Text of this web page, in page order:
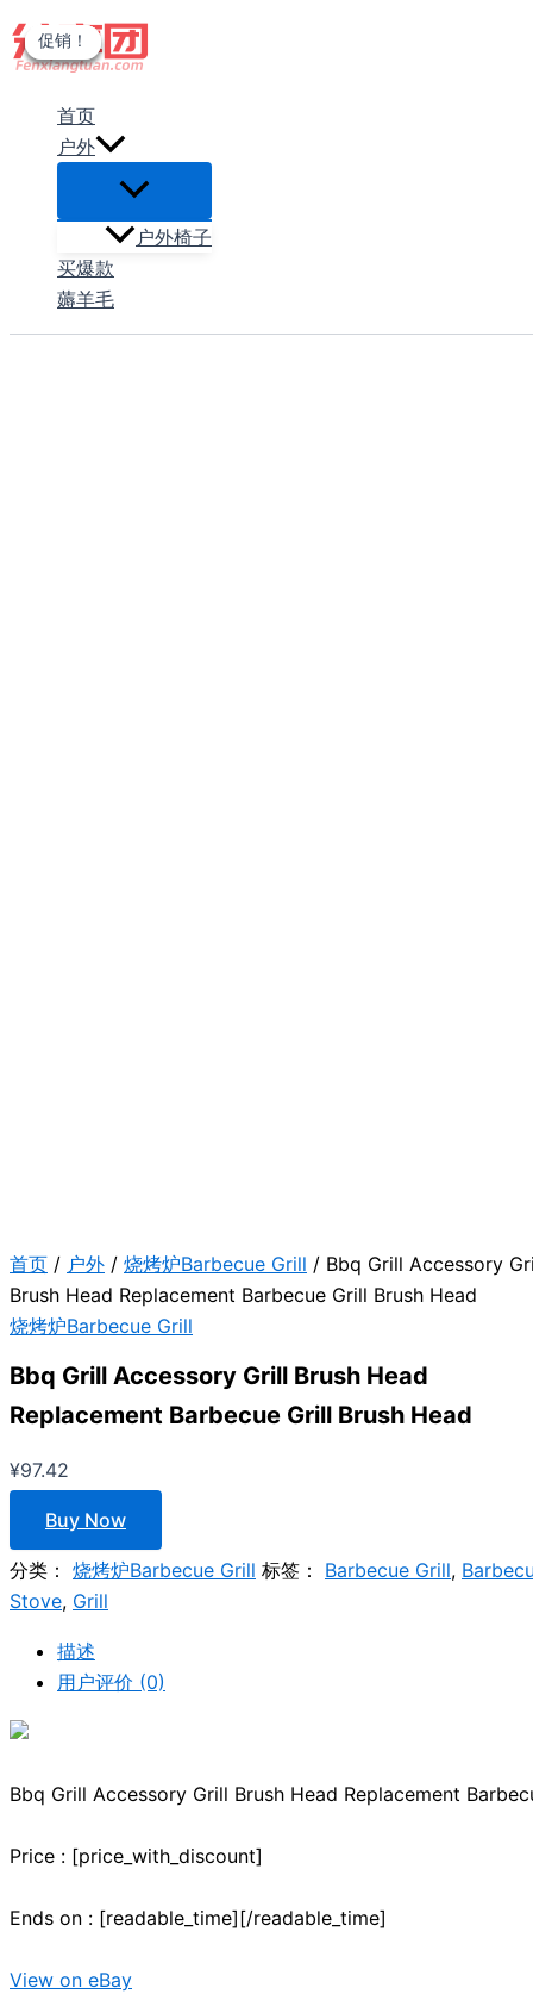
跳
至
首页
户外
户外椅子
买爆款
薅羊毛
首页 / 户外 / 烧烤炉Barbecue Grill / Bbq Grill Accessory
Brush Head Replacement Barbecue Grill Brush Head
烧烤炉Barbecue Grill
Bbq Grill Accessory Grill Brush Head
Replacement Barbecue Grill Brush Head
¥97.42
Buy Now
分类： 烧烤炉Barbecue Grill 标签： Barbecue Grill,
Stove, Grill
描述
用户评价 (0)
Bbq Grill Accessory Grill Brush Head Replacement
Price : [price_with_discount]
Ends on : [readable_time][/readable_time]
View on eBay
促销！
促销！
促销！
促销！